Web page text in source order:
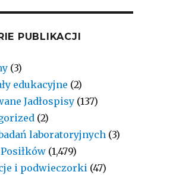
PUBLIKACJI
(3)
edukacyjne (2)
Jadłospisy (137)
(2)
laboratoryjnych (3)
(1,479)
i podwieczorki (47)